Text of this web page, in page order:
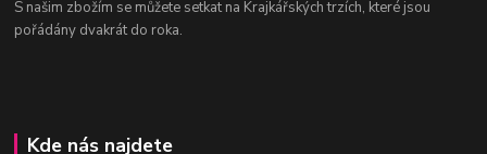
S našim zbožím se můžete setkat na Krajkářských trzích, které jsou
pořádány dvakrát do roka.
Kde nás najdete